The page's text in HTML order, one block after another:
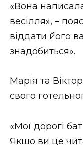
«Вона
весілля», –
віддати його
знадобиться».
Марія та
свого
«Мої дорогі
Якщо ви це